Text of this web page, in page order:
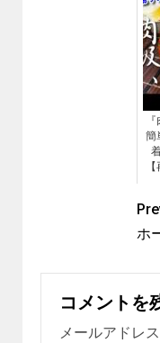
簡
ホ
コメントを
メールアドレ